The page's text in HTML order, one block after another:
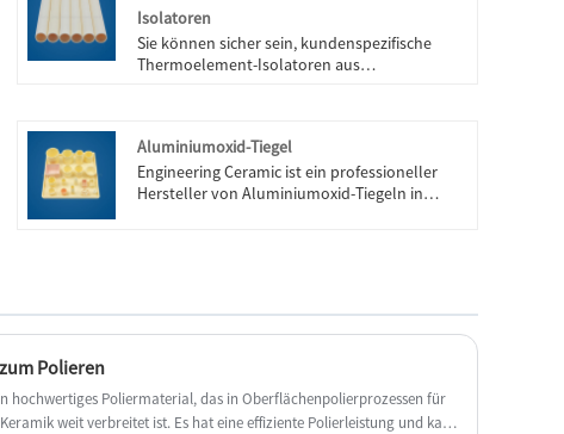
Isolatoren
Sie können sicher sein, kundenspezifische
Thermoelement-Isolatoren aus
wissen möchten, können Sie uns jetzt
konsultieren, wir werden Ihnen rechtzeitig
antworten!
Aluminiumoxid-Tiegel
Engineering Ceramic ist ein professioneller
Hersteller von Aluminiumoxid-Tiegeln in
Polieren
hochwertiges Poliermaterial, das in Oberflächenpolierprozessen für
weit verbreitet ist. Es hat eine effiziente Polierleistung und kann